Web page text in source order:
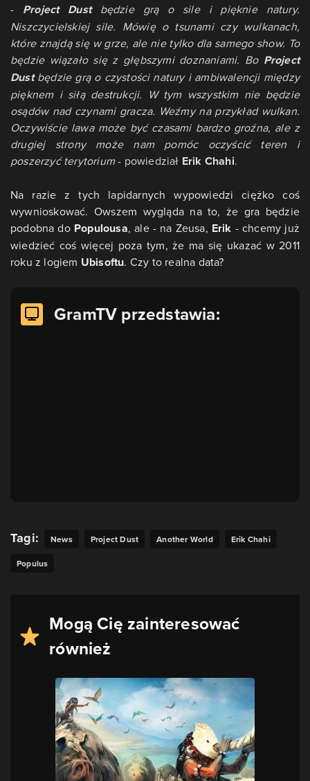
- Project Dustbędzie grą o sile i pięknie natury.
Niszczycielskiej sile. Mówię o tsunami czy wulkanach,
które znajdą się w grze, ale nie tylko dla samego show. To
będzie wiązało się z głębszymi doznaniami. Bo Project
Dustbędzie grą o czystości natury i ambiwalencji między
pięknem i siłą destrukcji. W tym wszystkim nie będzie
osądów nad czynami gracza. Weźmy na przykład wulkan.
Oczywiście lawa może być czasami bardzo groźna, ale z
drugiej strony może nam pomóc oczyścić teren i
poszerzyć terytorium- powiedział Erik Chahi.
Na razie z tych lapidarnych wypowiedzi ciężko coś
wywnioskować. Owszem wygląda na to, że gra będzie
podobna do Populousa, ale - na Zeusa, Erik - chcemy już
wiedzieć coś więcej poza tym, że ma się ukazać w 2011
roku z logiem Ubisoftu. Czy to realna data?
GramTV przedstawia:
Tagi: News Project Dust Another World Erik Chahi
Populus
Mogą Cię zainteresować
również